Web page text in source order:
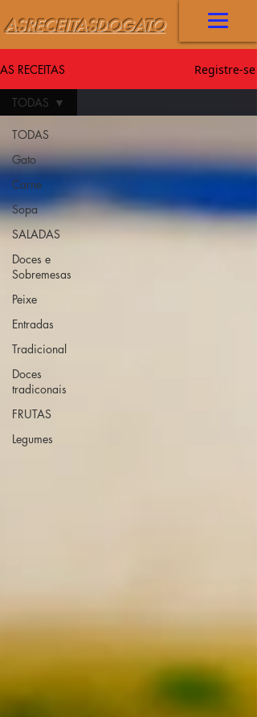
ASRECEITASDOGATO
AS RECEITAS Registre-se
TODAS
Gato
Carne
Sopa
SALADAS
Doces e
Sobremesas
Peixe
Entradas
Tradicional
Doces
tradiconais
FRUTAS
Legumes
TODAS